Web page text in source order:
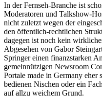
In der Fernseh-Branche ist
Moderatoren und Talkshow-
nicht zuletzt wegen der
den öffentlich-rechtlichen
dagegen ist noch kein
Abgesehen von Gabor
Springer einen finanzstarken
gemeinnützigen Newsroom
Portale made in Germany eher
bedienen Nischen oder ein
auf allzu weichem Grund.